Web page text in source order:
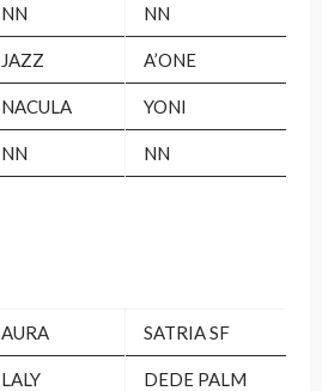
NN NN
JAZZ A’ONE
NACULA YONI
NN NN
AURA SATRIA SF
LALY DEDE PALM